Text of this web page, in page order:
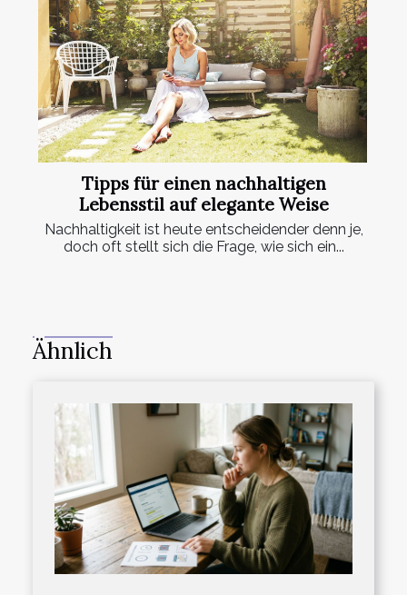
Tipps für einen nachhaltigen
Lebensstil auf elegante Weise
Nachhaltigkeit ist heute entscheidender denn je,
doch oft stellt sich die Frage, wie sich ein...
Ähnlich